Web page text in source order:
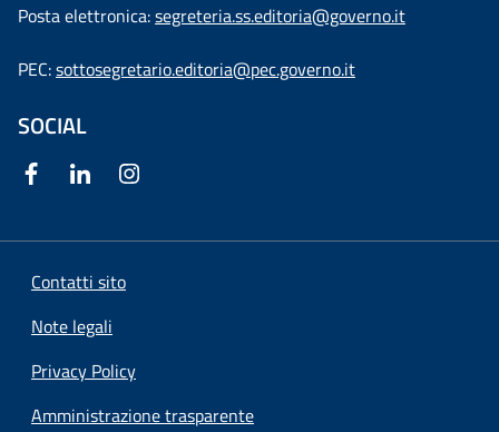
Posta elettronica:segreteria.ss.editoria@governo.it
PEC:sottosegretario.editoria@pec.governo.it
SOCIAL
Contatti sito
Note legali
Privacy Policy
Amministrazione trasparente